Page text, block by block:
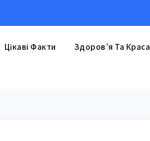
Цікаві Факти Здоров’я Та Краса